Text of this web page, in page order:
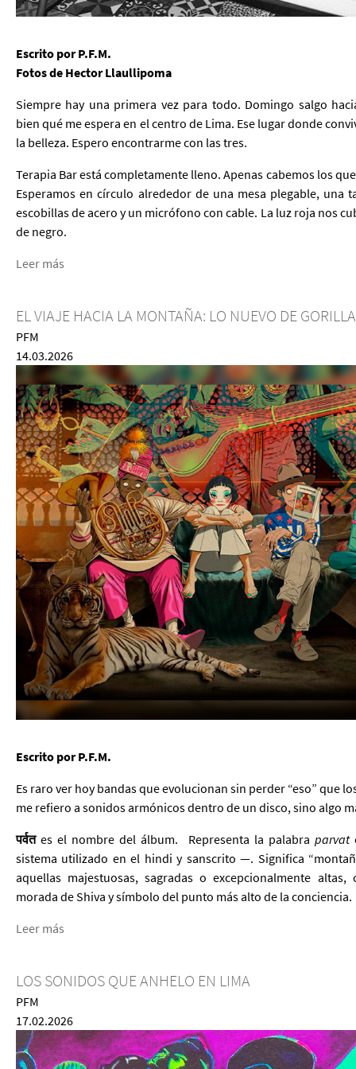
Escrito por P.F.M.
Fotos de Hector Llaullipoma
Siempre hay una primera vez para todo. Domingo salgo
bien qué me espera en el centro de Lima. Ese lugar donde
la belleza. Espero encontrarme con las tres.
Terapia Bar está completamente lleno. Apenas cabemos los
Esperamos en círculo alrededor de una mesa plegable, una
escobillas de acero y un micrófono con cable. La luz roja nos
de negro.
Leer más
EL VIAJE HACIA LA MONTAÑA: LO NUEVO DE
PFM
14.03.2026
Escrito por P.F.M.
Es raro ver hoy bandas que evolucionan sin perder “eso” que
me refiero a sonidos armónicos dentro de un disco, sino algo
पर्वतes el nombre del álbum. Representa la palabra parvat
sistema utilizado en el hindi y sanscrito —. Significa
aquellas majestuosas, sagradas o excepcionalmente
morada de Shiva y símbolo del punto más alto de la conciencia.
Leer más
LOS SONIDOS QUE ANHELO EN LIMA
PFM
17.02.2026